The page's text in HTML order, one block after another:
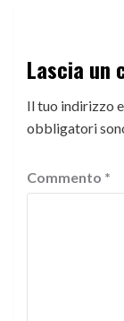
Lascia un
Il tuo indirizzo
obbligatori
Commento *